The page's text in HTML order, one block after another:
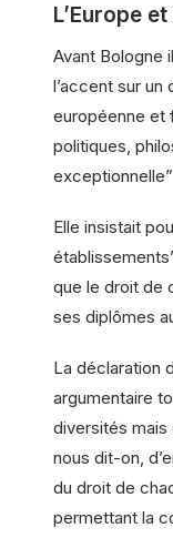
L’Europe
Avant Bologne
l’accent sur un
européenne et
politiques,
Elle insistait
que le droit de
ses diplômes
La déclaration
argumentaire
diversités mais
nous dit-on,
du droit de
permettant la